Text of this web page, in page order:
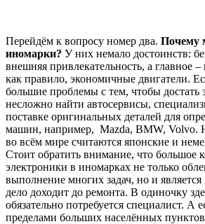
Перейдём к вопросу номер два. Почему
иномарки? У них немало достоинств:
внешняя привлекательность, а главное –
как правило, экономичные двигатели.
большие проблемы с тем, чтобы достать
несложно найти автосервисы,
поставке оригинальных деталей для
машин, например, Mazda, BMW, Volvo.
во всём мире считаются японские и
Стоит обратить внимание, что большое
электроники в иномарках не только
выполнение многих задач, но и является
дело доходит до ремонта. В одиночку
обязательно потребуется специалист. А
пределами больших населённых